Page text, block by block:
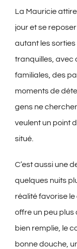
La Mauricie
jour et se
autant les
tranquilles, avec
familiales, des
moments de
gens ne
veulent un point
situé.
C’est aussi une
quelques nuits
réalité favorise le
offre un peu plus
bien remplie, le
bonne douche,